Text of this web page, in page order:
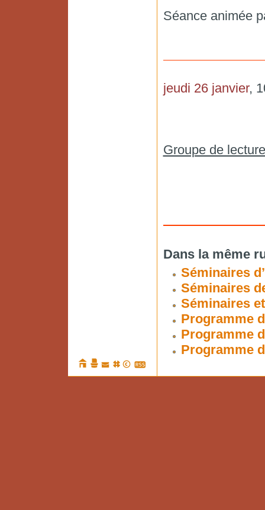
Séance animée
jeudi 26 janvier,
Groupe de
Dans la même
Séminaires
Séminaires
Séminaires
Programme
Programme
Programme